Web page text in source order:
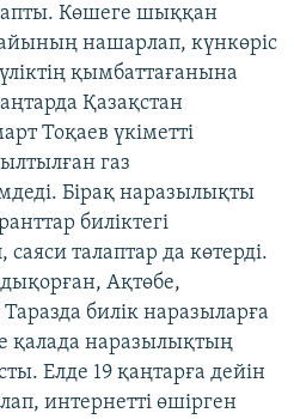
Көшеге шыққан
нашарлап, күнкөріс
қымбаттағанына
Қазақстан
Тоқаев үкіметті
газ
Бірақ наразылықты
биліктегі
талаптар да көтерді.
Ақтөбе,
билік наразыларға
қалада наразылықтың
Елде 19 қаңтарға дейін
интернетті өшірген